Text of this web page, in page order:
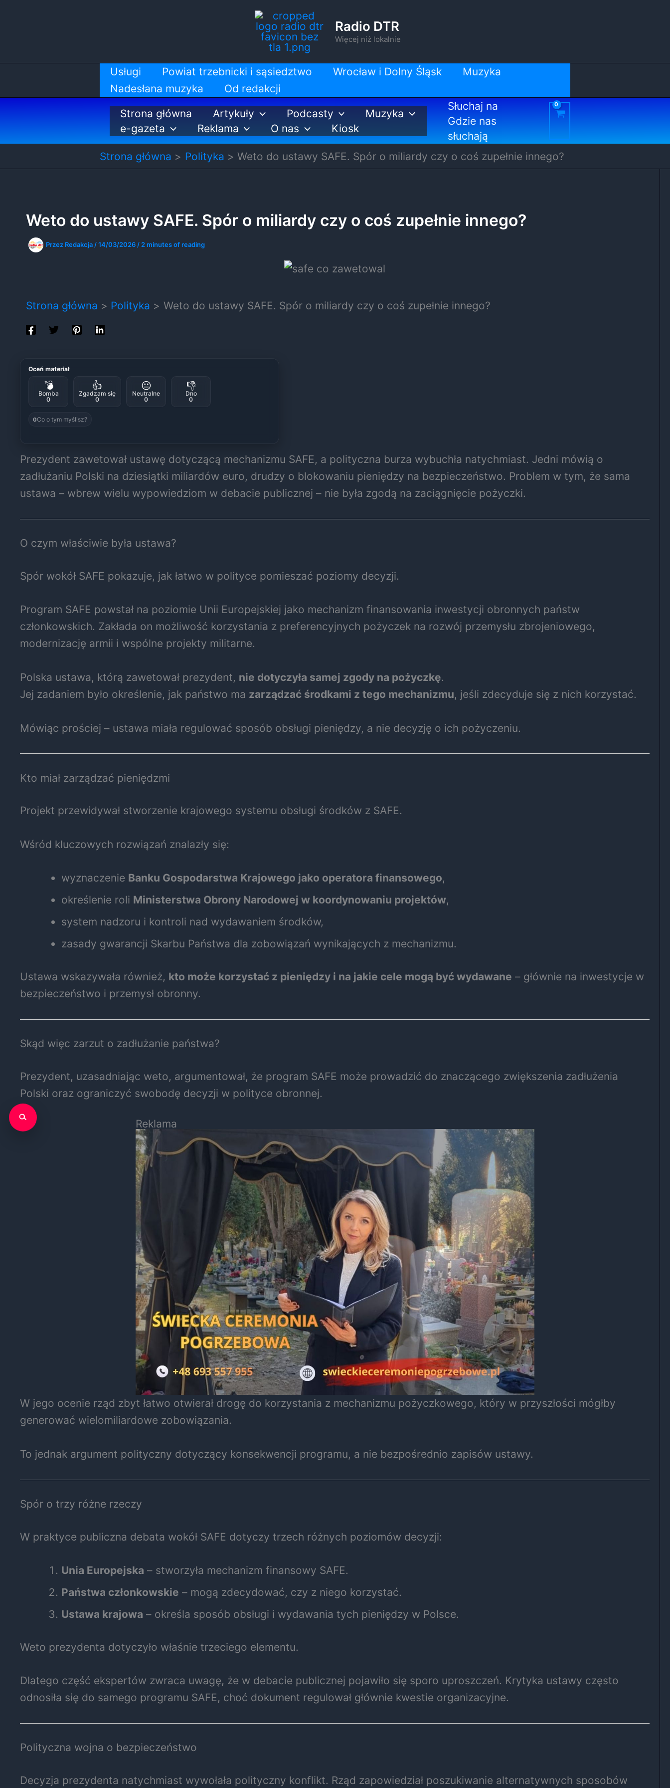
Radio DTR
Więcej niż lokalnie
Usługi Powiat trzebnicki i sąsiedztwo Wrocław i Dolny Śląsk
Muzyka
Nadesłana muzyka
Od redakcji
Strona główna
Artykuły Podcasty
Muzyka
e-gazeta
Reklama O nas Kiosk
Słuchaj na
Gdzie nas
słuchają
Strona główna
Polityka Weto do ustawy SAFE. Spór o miliardy czy o coś zupełnie innego?
Weto do ustawy SAFE. Spór o miliardy czy o coś zupełnie innego?
Przez Redakcja /14/03/2026 / 2 minutes of reading
Strona główna Polityka Weto do ustawy SAFE. Spór o miliardy czy o coś zupełnie innego?
Oceń materiał
💣
Bomba
0
👍
Zgadzam się
0
😐
Neutralne
0
👎
Dno
0
0Co o tym myślisz?
Prezydent zawetował ustawę dotyczącą mechanizmu SAFE, a polityczna burza wybuchła natychmiast. Jedni mówią o
zadłużaniu Polski na dziesiątki miliardów euro, drudzy o blokowaniu pieniędzy na bezpieczeństwo. Problem w tym, że sama
ustawa – wbrew wielu wypowiedziom w debacie publicznej – nie była zgodą na zaciągnięcie pożyczki.
O czym właściwie była ustawa?
Spór wokół SAFE pokazuje, jak łatwo w polityce pomieszać poziomy decyzji.
Program SAFE powstał na poziomie Unii Europejskiej jako mechanizm finansowania inwestycji obronnych państw
członkowskich. Zakłada on możliwość korzystania z preferencyjnych pożyczek na rozwój przemysłu zbrojeniowego,
modernizację armii i wspólne projekty militarne.
Polska ustawa, którą zawetował prezydent, nie dotyczyła samej zgody na pożyczkę.
Jej zadaniem było określenie, jak państwo ma zarządzać środkami z tego mechanizmu, jeśli zdecyduje się z nich korzystać.
Mówiąc prościej – ustawa miała regulować sposób obsługi pieniędzy, a nie decyzję o ich pożyczeniu.
Kto miał zarządzać pieniędzmi
Projekt przewidywał stworzenie krajowego systemu obsługi środków z SAFE.
Wśród kluczowych rozwiązań znalazły się:
wyznaczenie Banku Gospodarstwa Krajowego jako operatora finansowego,
określenie roli Ministerstwa Obrony Narodowej w koordynowaniu projektów,
system nadzoru i kontroli nad wydawaniem środków,
zasady gwarancji Skarbu Państwa dla zobowiązań wynikających z mechanizmu.
Ustawa wskazywała również, kto może korzystać z pieniędzy i na jakie cele mogą być wydawane – głównie na inwestycje w
bezpieczeństwo i przemysł obronny.
Skąd więc zarzut o zadłużanie państwa?
Prezydent, uzasadniając weto, argumentował, że program SAFE może prowadzić do znaczącego zwiększenia zadłużenia
Polski oraz ograniczyć swobodę decyzji w polityce obronnej.
Reklama
W jego ocenie rząd zbyt łatwo otwierał drogę do korzystania z mechanizmu pożyczkowego, który w przyszłości mógłby
generować wielomiliardowe zobowiązania.
To jednak argument polityczny dotyczący konsekwencji programu, a nie bezpośrednio zapisów ustawy.
Spór o trzy różne rzeczy
W praktyce publiczna debata wokół SAFE dotyczy trzech różnych poziomów decyzji:
Unia Europejska – stworzyła mechanizm finansowy SAFE.
Państwa członkowskie – mogą zdecydować, czy z niego korzystać.
Ustawa krajowa – określa sposób obsługi i wydawania tych pieniędzy w Polsce.
Weto prezydenta dotyczyło właśnie trzeciego elementu.
Dlatego część ekspertów zwraca uwagę, że w debacie publicznej pojawiło się sporo uproszczeń. Krytyka ustawy często
odnosiła się do samego programu SAFE, choć dokument regulował głównie kwestie organizacyjne.
Polityczna wojna o bezpieczeństwo
Decyzja prezydenta natychmiast wywołała polityczny konflikt. Rząd zapowiedział poszukiwanie alternatywnych sposobów